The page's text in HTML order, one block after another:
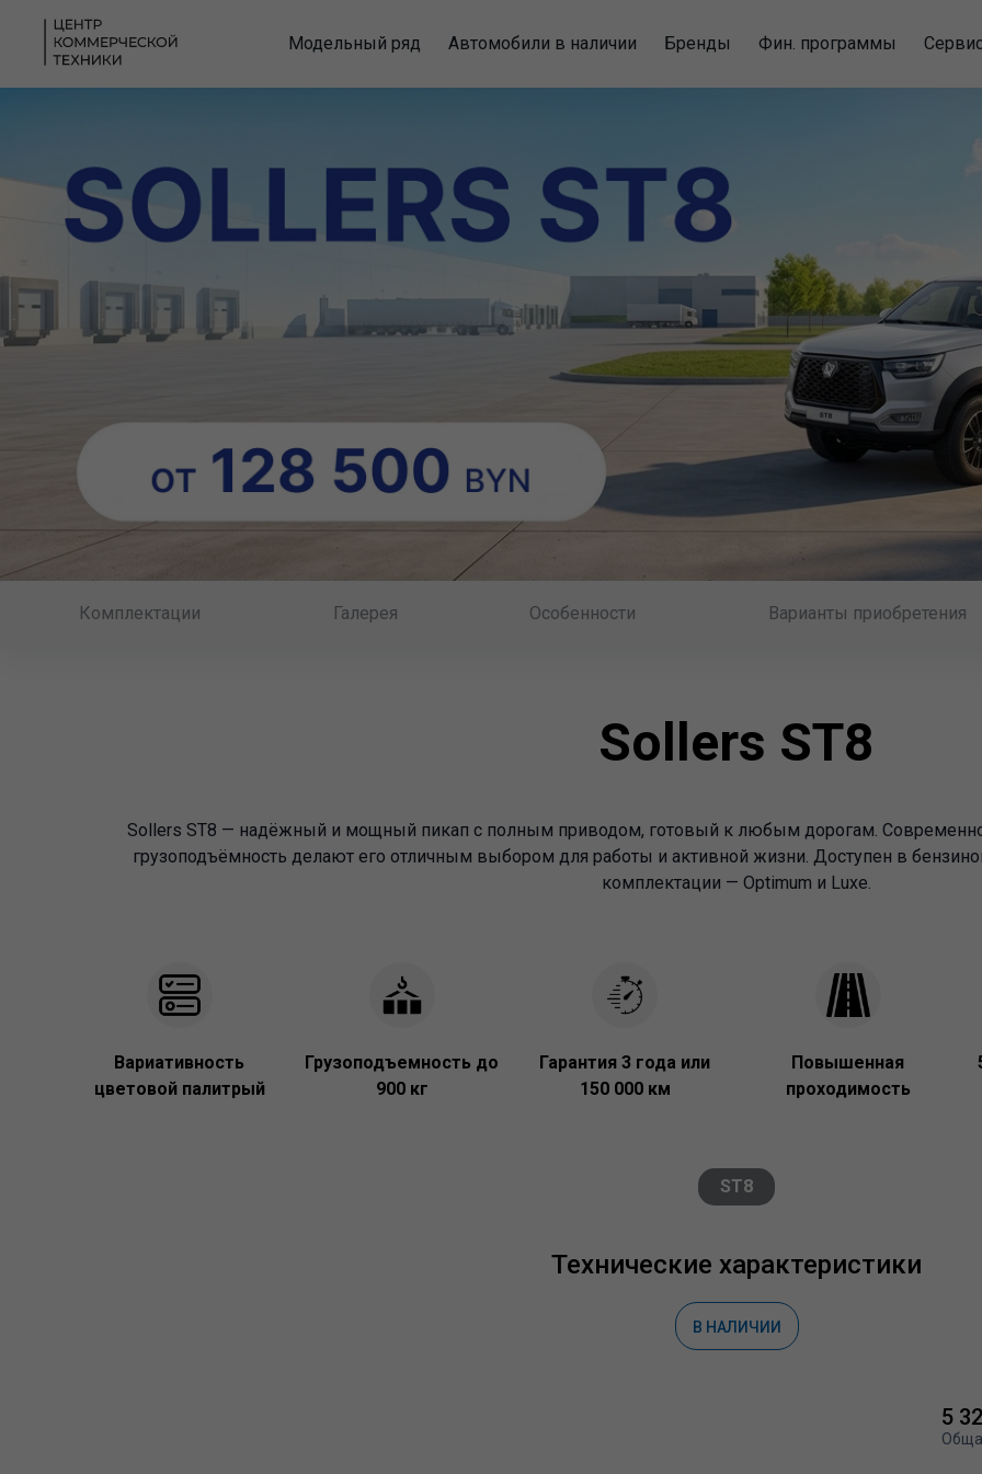
Модельный ряд Автомобили в наличии Бренды Фин. программы
Комплектации Галерея Особенности Варианты приобретения
Sollers ST8
Sollers ST8 — надёжный и мощный пикап с полным приводом, готовый к любым дорогам.
грузоподъёмность делают его отличным выбором для работы и активной жизни. Доступен в
комплектации — Optimum и Luxe.
Вариативность
цветовой палитрый
Грузоподъемность до
900 кг
Гарантия 3 года или
150 000 км
Повышенная
проходимость
ST8
Технические характеристики
В НАЛИЧИИ
5